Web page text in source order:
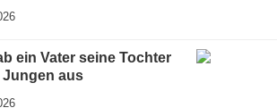
ein Vater seine Tochter
Jungen aus